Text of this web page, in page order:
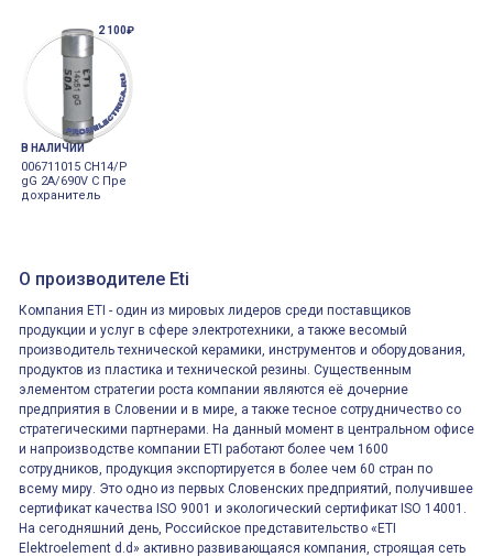
2 100₽
В НАЛИЧИИ
006711015 CH14/P
gG 2A/690V C Пре
дохранитель
О производителе Eti
Компания ETI - один из мировых лидеров среди поставщиков
продукции и услуг в сфере электротехники, а также весомый
производитель технической керамики, инструментов и оборудования,
продуктов из пластика и технической резины. Существенным
элементом стратегии роста компании являются её дочерние
предприятия в Словении и в мире, а также тесное сотрудничество со
стратегическими партнерами. На данный момент в центральном офисе
и напроизводстве компании ETI работают более чем 1600
сотрудников, продукция экспортируется в более чем 60 стран по
всему миру. Это одно из первых Словенских предприятий, получившее
сертификат качества ISO 9001 и экологический сертификат ISO 14001.
На сегодняшний день, Российское представительство «ETI
Elektroelement d.d» активно развивающаяся компания, строящая сеть